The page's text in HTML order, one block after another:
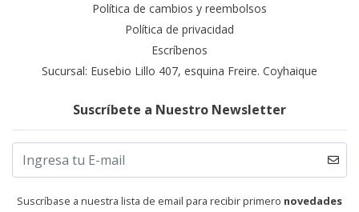
Política de cambios y reembolsos
Política de privacidad
Escríbenos
Sucursal: Eusebio Lillo 407, esquina Freire. Coyhaique
Suscríbete a Nuestro Newsletter
Suscríbase a nuestra lista de email para recibir primero novedades